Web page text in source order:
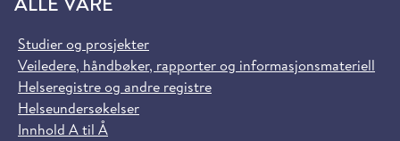
Studier og prosjekter
Veiledere, håndbøker, rapporter og informasjonsmateriell
Helseregistre og andre registre
Helseundersøkelser
Innhold A til Å